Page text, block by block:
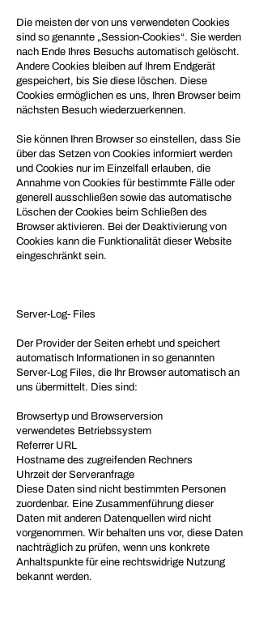
Die meisten der von uns verwendeten Cookies
sind so genannte „Session-Cookies“. Sie werden
nach Ende Ihres Besuchs automatisch gelöscht.
Andere Cookies bleiben auf Ihrem Endgerät
gespeichert, bis Sie diese löschen. Diese
Cookies ermöglichen es uns, Ihren Browser beim
nächsten Besuch wiederzuerkennen.
Sie können Ihren Browser so einstellen, dass Sie
über das Setzen von Cookies informiert werden
und Cookies nur im Einzelfall erlauben, die
Annahme von Cookies für bestimmte Fälle oder
generell ausschließen sowie das automatische
Löschen der Cookies beim Schließen des
Browser aktivieren. Bei der Deaktivierung von
Cookies kann die Funktionalität dieser Website
eingeschränkt sein.
Server-Log- Files
Der Provider der Seiten erhebt und speichert
automatisch Informationen in so genannten
Server-Log Files, die Ihr Browser automatisch an
uns übermittelt. Dies sind:
Browsertyp und Browserversion
verwendetes Betriebssystem
Referrer URL
Hostname des zugreifenden Rechners
Uhrzeit der Serveranfrage
Diese Daten sind nicht bestimmten Personen
zuordenbar. Eine Zusammenführung dieser
Daten mit anderen Datenquellen wird nicht
vorgenommen. Wir behalten uns vor, diese Daten
nachträglich zu prüfen, wenn uns konkrete
Anhaltspunkte für eine rechtswidrige Nutzung
bekannt werden.